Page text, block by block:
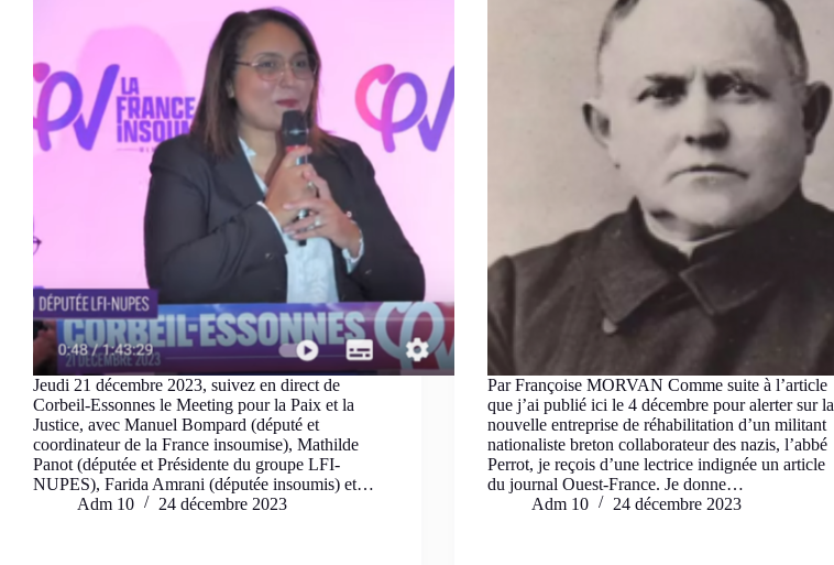
Jeudi 21 décembre 2023, suivez en direct de
Corbeil-Essonnes le Meeting pour la Paix et la
Justice, avec Manuel Bompard (député et
coordinateur de la France insoumise), Mathilde
Panot (députée et Présidente du groupe LFI-
NUPES), Farida Amrani (députée insoumis) et…
Adm 10
24 décembre 2023
Par Françoise MORVAN Comme suite à l’article
que j’ai publié ici le 4 décembre pour alerter sur la
nouvelle entreprise de réhabilitation d’un militant
nationaliste breton collaborateur des nazis, l’abbé
Perrot, je reçois d’une lectrice indignée un article
du journal Ouest-France. Je donne…
Adm 10
24 décembre 2023